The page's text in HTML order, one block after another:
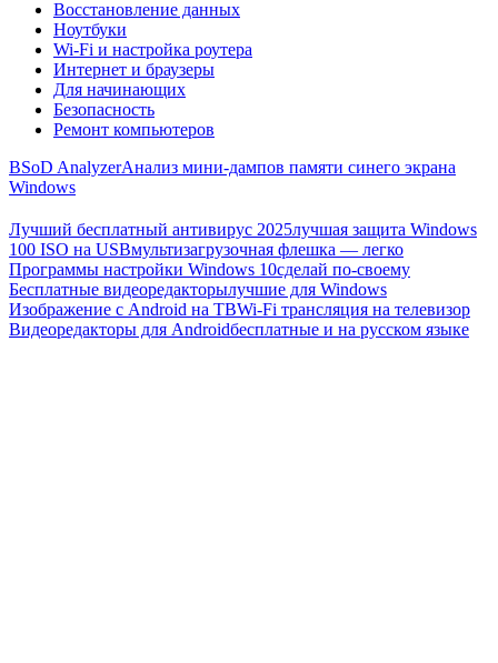
Восстановление данных
Ноутбуки
Wi-Fi и настройка роутера
Интернет и браузеры
Для начинающих
Безопасность
Ремонт компьютеров
BSoD AnalyzerАнализ мини-дампов памяти синего экрана
Windows
Лучший бесплатный антивирус 2025лучшая защита Windows
100 ISO на USBмультизагрузочная флешка — легко
Программы настройки Windows 10сделай по-своему
Бесплатные видеоредакторылучшие для Windows
Изображение с Android на ТВWi-Fi трансляция на телевизор
Видеоредакторы для Androidбесплатные и на русском языке